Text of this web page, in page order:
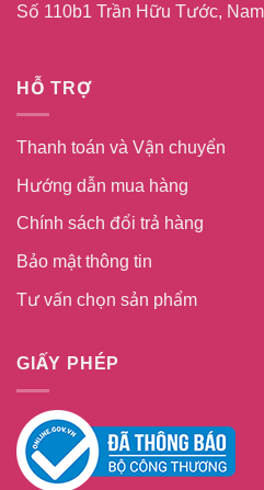
Số 110b1 Trần Hữu Tước,
HỖ TRỢ
Thanh toán và Vận chuyển
Hướng dẫn mua hàng
Chính sách đổi trả hàng
Bảo mật thông tin
Tư vấn chọn sản phẩm
GIẤY PHÉP